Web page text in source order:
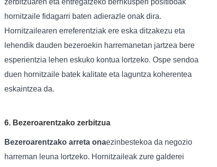
hornitzaile fidagarri baten adierazle onak dira.
Hornitzailearen erreferentziak ere eska ditzakezu eta
lehendik dauden bezeroekin harremanetan jartzea bere
esperientzia lehen eskuko kontua lortzeko. Ospe sendoa
duen hornitzaile batek kalitate eta laguntza koherentea
eskaintzea da.
6. Bezeroarentzako zerbitzua
Bezeroarentzako arreta onaezinbestekoa da negozio
harreman leuna lortzeko. Hornitzaileak zure galderei